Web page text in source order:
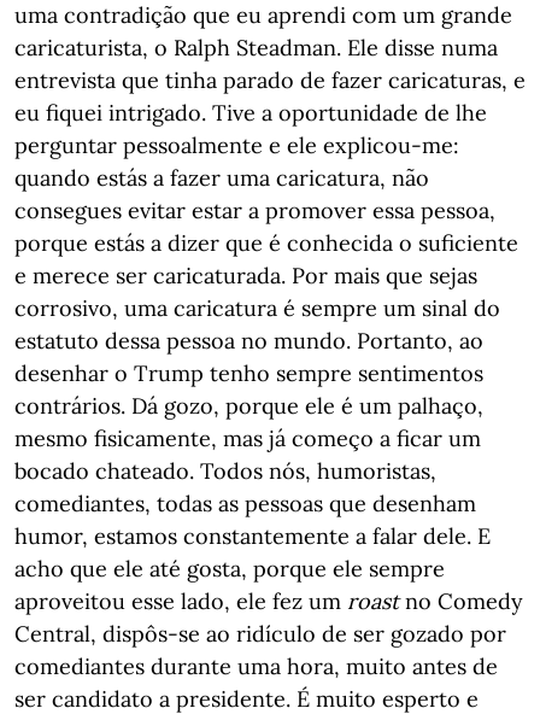
uma contradição que eu aprendi com um grande
caricaturista, o Ralph Steadman. Ele disse numa
entrevista que tinha parado de fazer caricaturas, e
eu fiquei intrigado. Tive a oportunidade de lhe
perguntar pessoalmente e ele explicou-me:
quando estás a fazer uma caricatura, não
consegues evitar estar a promover essa pessoa,
porque estás a dizer que é conhecida o suficiente
e merece ser caricaturada. Por mais que sejas
corrosivo, uma caricatura é sempre um sinal do
estatuto dessa pessoa no mundo. Portanto, ao
desenhar o Trump tenho sempre sentimentos
contrários. Dá gozo, porque ele é um palhaço,
mesmo fisicamente, mas já começo a ficar um
bocado chateado. Todos nós, humoristas,
comediantes, todas as pessoas que desenham
humor, estamos constantemente a falar dele. E
acho que ele até gosta, porque ele sempre
aproveitou esse lado, ele fez um roastno Comedy
Central, dispôs-se ao ridículo de ser gozado por
comediantes durante uma hora, muito antes de
ser candidato a presidente. É muito esperto e